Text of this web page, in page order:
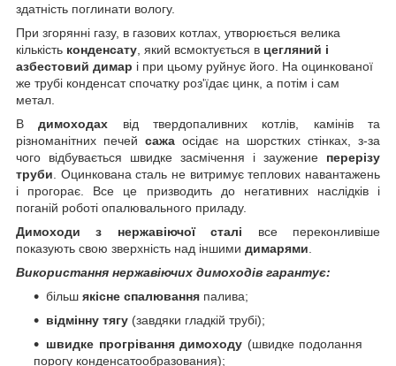
здатність поглинати вологу.
При згорянні газу, в газових котлах, утворюється велика
кількість конденсату , який всмоктується в цегляний і
азбестовий димар і при цьому руйнує його. На оцинкованої
же трубі конденсат спочатку роз'їдає цинк, а потім і сам
метал.
Вдимоходах від твердопаливних котлів, камінів та
різноманітних печей сажа осідає на шорстких стінках, з-за
чого відбувається швидке засмічення і заужение перерізу
труби . Оцинкована сталь не витримує теплових навантажень
і прогорає. Все це призводить до негативних наслідків і
поганій роботі опалювального приладу.
Димоходи з нержавіючої сталі все переконливіше
показують свою зверхність над іншими димарями
Використання нержавіючих димоходів гарантує:
більш якісне спалювання палива;
відмінну тягу (завдяки гладкій трубі);
швидке прогрівання димоходу (швидке подолання
порогу конденсатообразования);